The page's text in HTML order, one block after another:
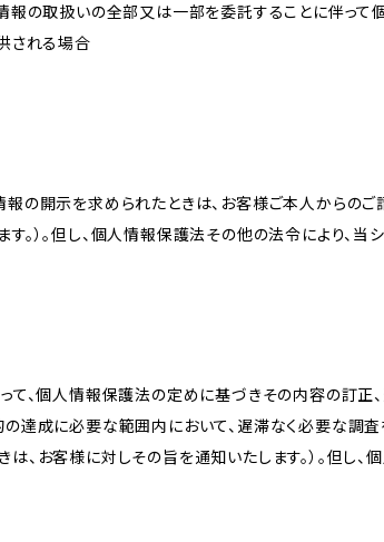
報の取扱いの全部又は一部を委託することに伴っ
される場合
の開示を求められたときは、お客様ご本人からの
。）。但し、個人情報保護法その他の法令により、
、個人情報保護法の定めに基づきその内容の訂正
達成に必要な範囲内において、遅滞なく必要な調
、お客様に対しその旨を通知いたします。）。但し